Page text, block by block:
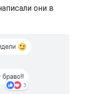
они в